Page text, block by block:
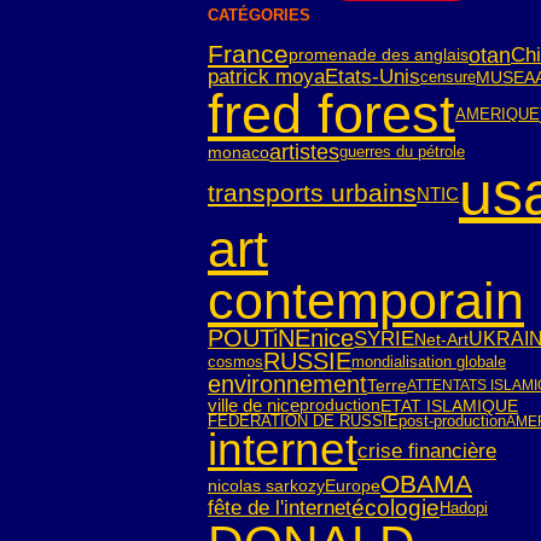
CATÉGORIES
Francepromenade des anglaisotan
patrick moyaEtats-Uniscensure
fred forestAMERIQUE
monacoartistesguerres du pétrole
transports urbainsNTIC
art
contemporain
POUTiNEniceSYRIENet-Art
cosmosRUSSIEmondialisation globale
environnementTerreATTENTATS
ville de niceproductionETAT ISLAMIQUE
FEDERATION DE RUSSIEpost-production
internetcrise financière
nicolas sarkozyEuropeOBAMA
fête de l'internetécologie Hadopi